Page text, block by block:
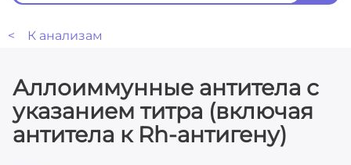
< К анализам
Аллоиммунные антитела с
указанием титра (включая
антитела к Rh-антигену)